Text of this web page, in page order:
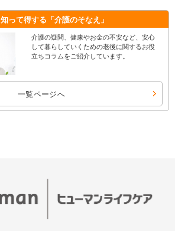
知って得する 「介護のそなえ」
介護の疑問、健康やお金の不安など、安心
して暮らしていくための老後に関するお役
立ちコラムをご紹介しています。
一覧ページへ